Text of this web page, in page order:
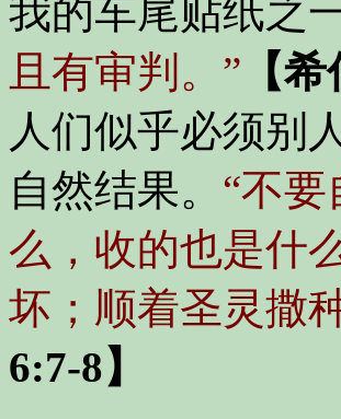
我的车尾贴纸之
且有审判。” 【
人们似乎必须别
自然结果。 “不
么，收的也是什
坏；顺着圣灵撒
6:7-8】